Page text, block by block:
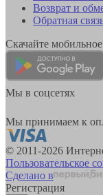
Возврат и
Обратная
Скачайте
Мы в соцсетях
Мы принимаем к
© 2011-2026
Пользовательское
Сделано в
Регистрация